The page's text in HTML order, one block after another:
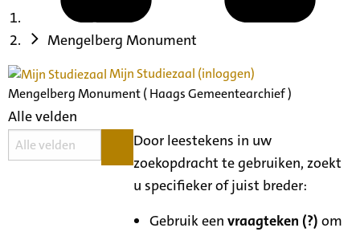
Mengelberg Monument
Mijn Studiezaal (inloggen)
Mengelberg Monument ( Haags Gemeentearchief )
Alle velden
Door leestekens in uw
zoekopdracht te gebruiken, zoekt
u specifieker of juist breder:
Gebruik eenvraagteken (?) om